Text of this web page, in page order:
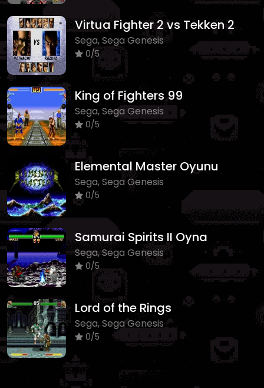
Virtua Fighter 2 vs Tekken 2
Sega, Sega Genesis
0/5
King of Fighters 99
Sega, Sega Genesis
0/5
Elemental Master Oyunu
Sega, Sega Genesis
0/5
Samurai Spirits II Oyna
Sega, Sega Genesis
0/5
Lord of the Rings
Sega, Sega Genesis
0/5